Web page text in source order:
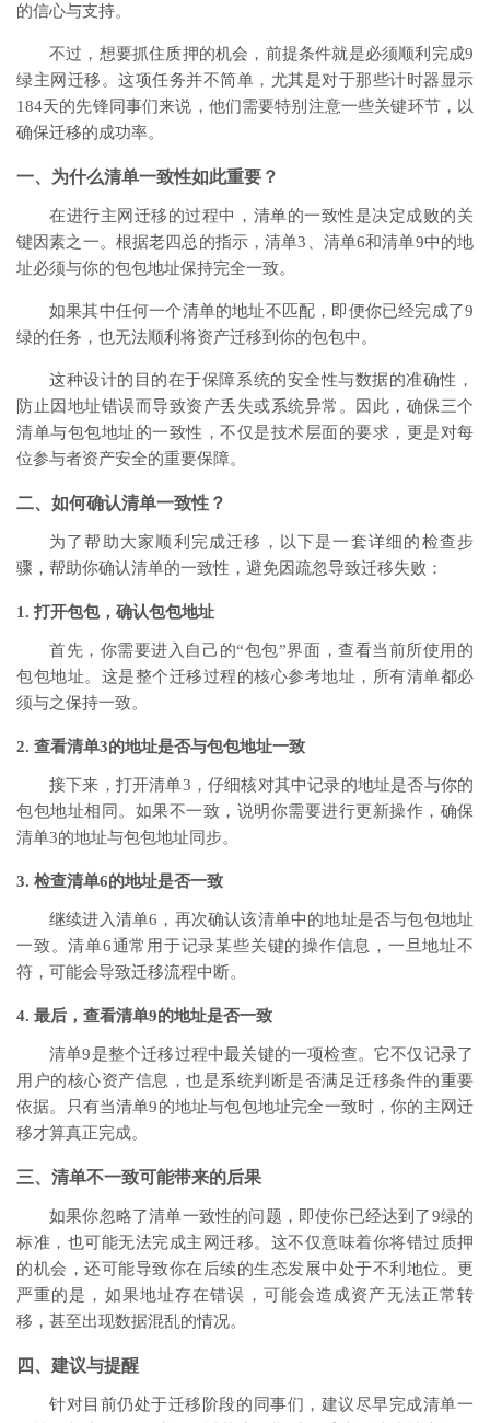
的信心与支持。
不过，想要抓住质押的机会，前提条件就是必须顺利完成9
绿主网迁移。这项任务并不简单，尤其是对于那些计时器显示
184天的先锋同事们来说，他们需要特别注意一些关键环节，以
确保迁移的成功率。
一、为什么清单一致性如此重要？
在进行主网迁移的过程中，清单的一致性是决定成败的关
键因素之一。根据老四总的指示，清单3、清单6和清单9中的地
址必须与你的包包地址保持完全一致。
如果其中任何一个清单的地址不匹配，即便你已经完成了9
绿的任务，也无法顺利将资产迁移到你的包包中。
这种设计的目的在于保障系统的安全性与数据的准确性，
防止因地址错误而导致资产丢失或系统异常。因此，确保三个
清单与包包地址的一致性，不仅是技术层面的要求，更是对每
位参与者资产安全的重要保障。
二、如何确认清单一致性？
为了帮助大家顺利完成迁移，以下是一套详细的检查步
骤，帮助你确认清单的一致性，避免因疏忽导致迁移失败：
1. 打开包包，确认包包地址
首先，你需要进入自己的“包包”界面，查看当前所使用的
包包地址。这是整个迁移过程的核心参考地址，所有清单都必
须与之保持一致。
2. 查看清单3的地址是否与包包地址一致
接下来，打开清单3，仔细核对其中记录的地址是否与你的
包包地址相同。如果不一致，说明你需要进行更新操作，确保
清单3的地址与包包地址同步。
3. 检查清单6的地址是否一致
继续进入清单6，再次确认该清单中的地址是否与包包地址
一致。清单6通常用于记录某些关键的操作信息，一旦地址不
符，可能会导致迁移流程中断。
4. 最后，查看清单9的地址是否一致
清单9是整个迁移过程中最关键的一项检查。它不仅记录了
用户的核心资产信息，也是系统判断是否满足迁移条件的重要
依据。只有当清单9的地址与包包地址完全一致时，你的主网迁
移才算真正完成。
三、清单不一致可能带来的后果
如果你忽略了清单一致性的问题，即使你已经达到了9绿的
标准，也可能无法完成主网迁移。这不仅意味着你将错过质押
的机会，还可能导致你在后续的生态发展中处于不利地位。更
严重的是，如果地址存在错误，可能会造成资产无法正常转
移，甚至出现数据混乱的情况。
四、建议与提醒
针对目前仍处于迁移阶段的同事们，建议尽早完成清单一